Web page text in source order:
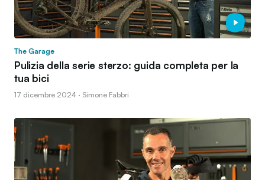
The Garage
Pulizia della serie sterzo: guida completa per la
tua bici
17 dicembre 2024 · Simone Fabbri